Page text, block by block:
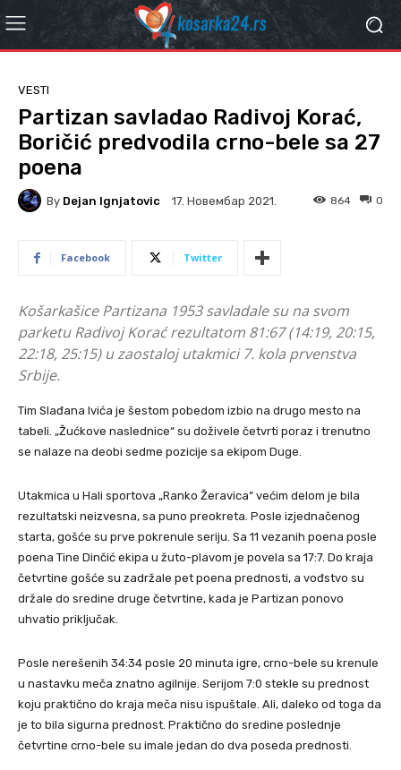
VESTI
Partizan savladao Radivoj Korać,
Boričić predvodila crno-bele sa 27
poena
By Dejan Ignjatovic 17. Новембар 2021. 0
864
Facebook Twitter
Košarkašice Partizana 1953 savladale su na svom
parketu Radivoj Korać rezultatom 81:67 (14:19, 20:15,
22:18, 25:15) u zaostaloj utakmici 7. kola prvenstva
Srbije.
Tim Slađana Ivića je šestom pobedom izbio na drugo mesto na
tabeli. „Žućkove naslednice“ su doživele četvrti poraz i trenutno
se nalaze na deobi sedme pozicije sa ekipom Duge.
Utakmica u Hali sportova „Ranko Žeravica“ većim delom je bila
rezultatski neizvesna, sa puno preokreta. Posle izjednačenog
starta, gošće su prve pokrenule seriju. Sa 11 vezanih poena posle
poena Tine Dinčić ekipa u žuto-plavom je povela sa 17:7. Do kraja
četvrtine gošće su zadržale pet poena prednosti, a vođstvo su
držale do sredine druge četvrtine, kada je Partizan ponovo
uhvatio priključak.
Posle nerešenih 34:34 posle 20 minuta igre, crno-bele su krenule
u nastavku meča znatno agilnije. Serijom 7:0 stekle su prednost
koju praktično do kraja meča nisu ispuštale. Ali, daleko od toga da
je to bila sigurna prednost. Praktično do sredine poslednje
četvrtine crno-bele su imale jedan do dva poseda prednosti.